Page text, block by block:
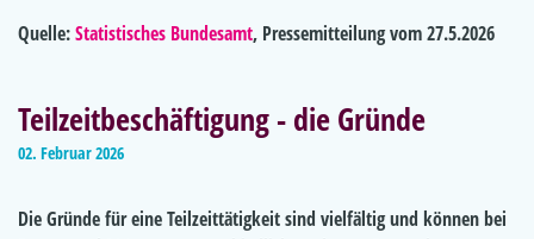
Quelle:Statistisches Bundesamt, Pressemitteilung vom 27.5.2026
Teilzeitbeschäftigung - die Gründe
02. Februar 2026
Die Gründe für eine Teilzeittätigkeit sind vielfältig und können bei